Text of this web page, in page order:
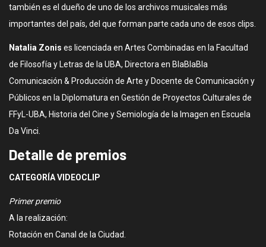
también es el dueño de uno de los archivos musicales más
importantes del país, del que forman parte cada uno de esos clips.
Natalia Zonis es licenciada en Artes Combinadas en la Facultad
de Filosofía y Letras de la UBA, Directora en BlaBlaBla
Comunicación & Producción de Arte y Docente de Comunicación y
Públicos en la Diplomatura en Gestión de Proyectos Culturales de
FFyL-UBA, Historia del Cine y Semiología de la Imagen en Escuela
Da Vinci.
Detalle de premios
CATEGORÍA VIDEOCLIP
Primer premio
A la realización:
Rotación en Canal de la Ciudad.